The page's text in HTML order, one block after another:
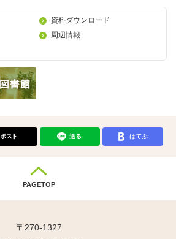
資料ダウンロード
周辺情報
ポスト 送る はてぶ
PAGETOP
〒270-1327